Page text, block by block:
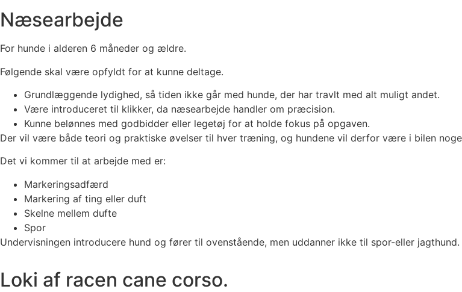
Næsearbejde
For hunde i alderen 6 måneder og ældre.
Følgende skal være opfyldt for at kunne deltage.
Grundlæggende lydighed, så tiden ikke går med hunde, der har travlt med alt muligt andet.
Være introduceret til klikker, da næsearbejde handler om præcision.
Kunne belønnes med godbidder eller legetøj for at holde fokus på opgaven.
Der vil være både teori og praktiske øvelser til hver træning, og hundene vil derfor være i bilen
Det vi kommer til at arbejde med er:
Markeringsadfærd
Markering af ting eller duft
Skelne mellem dufte
Spor
Undervisningen introducere hund og fører til ovenstående, men uddanner ikke til spor-eller jagthund.
Loki af racen cane corso.